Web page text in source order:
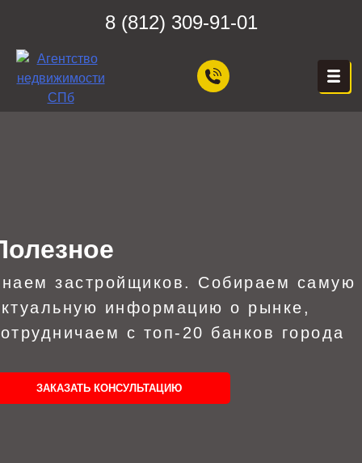
content
8 (812) 309-91-01
ЦЕХ НЕДВИЖИМОСТИ
Агентство Недвижимости в
застройщиков. Собираем самую
информацию о рынке,
с топ-20 банков города
ЗАКАЗАТЬ КОНСУЛЬТАЦИЮ